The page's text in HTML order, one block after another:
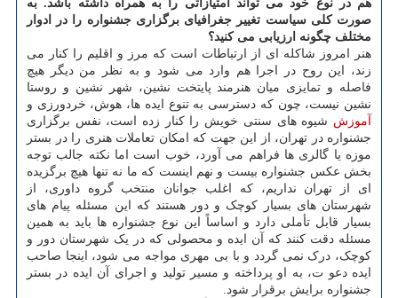
هم در نوع خود می تواند امتیازاتی را به همراه داشته باشد. به
صورت کلی سیاست تغییر جغرافیای برگزاری جشنواره را در ادوار
مختلف چگونه ارزیابی می کنید؟
هنر امروز شاکله ای از ارتباطات است که مرز و اقلیم را کنار می
زند، این روح در اجرا هم وارد می شود و به نظر من دیگر هیچ
فاصله و تمایزی میان هنرمند پایتخت نشین، شهر نشین و روستا
نشین نیست، چون که دسترسی به تنوع ایده ها، هوش، خردورزی و
آموزش شیوه های سنتی خویش را کنار زده است، نفس برگزاری
جشنواره در تهران، از این جهت که امکان تعاملات هنری را در بستر
موزه یا گالری ها فراهم می آورد، خوب است اما نکته جالب توجه
بخش عکس جشنواره بیست و نهم اینست که ما نه تنها هیچ برگزیده
ای از تهران نداریم، که اغلب جوانان منتخب گروه داوری، از
شهرستان های بسیار کوچک و دور هستند که این مسئله پیام های
بسیار قابل تأملی دارد و اساساً این نوع جشنواره ها باید به همین
مسئله دقت کنند که آن ایده و محصولی که در یک شهرستان دور و
کوچک، درک نمی گردد و با بی مهری مواجه می شود، اینجا صاحب
ایده دعو ت، به او پرداخته و مسیر تولید و اجرای آن ایده در بستر
جشنواره برایش برقرار شود.